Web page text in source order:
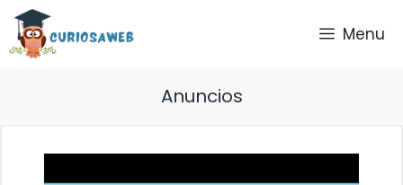
Saltar
contenido
Menu
Anuncios